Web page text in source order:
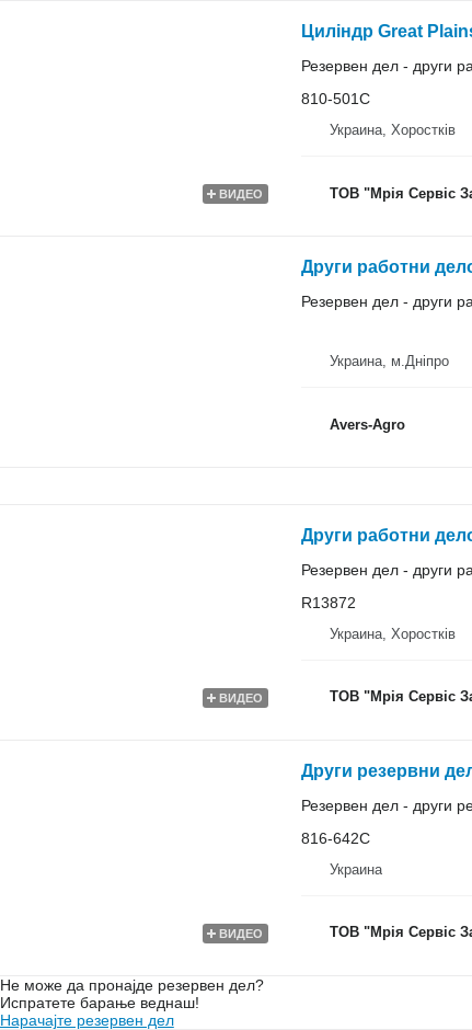
ВИДЕО
Циліндр Great
Резервен дел - други
810-501C
Украина, Хоростків
ТОВ "Мрія Сервіс
Други работни
Резервен дел - други
Украина, м.Дніпро
Avers-Agro
ВИДЕО
Други работни
Резервен дел - други
R13872
Украина, Хоростків
ТОВ "Мрія Сервіс
ВИДЕО
Други резервни
Резервен дел - други
816-642C
Украина
ТОВ "Мрія Сервіс
Не може да пронајде резервен дел?
Испратете барање веднаш!
Нарачајте резервен дел